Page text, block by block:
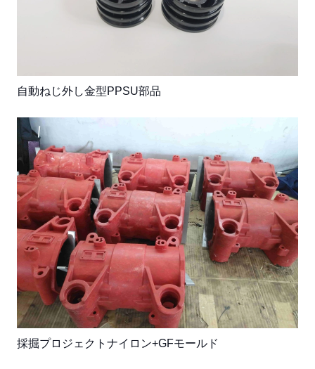
自動ねじ外し金型PPSU部品
採掘プロジェクトナイロン+GFモールド